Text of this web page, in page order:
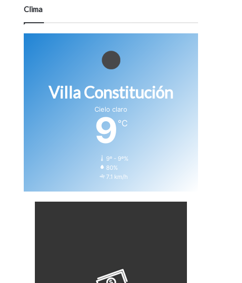
Clima
Villa Constitución
Cielo claro
9 ℃
9º - 9º%
80%
7.1 km/h